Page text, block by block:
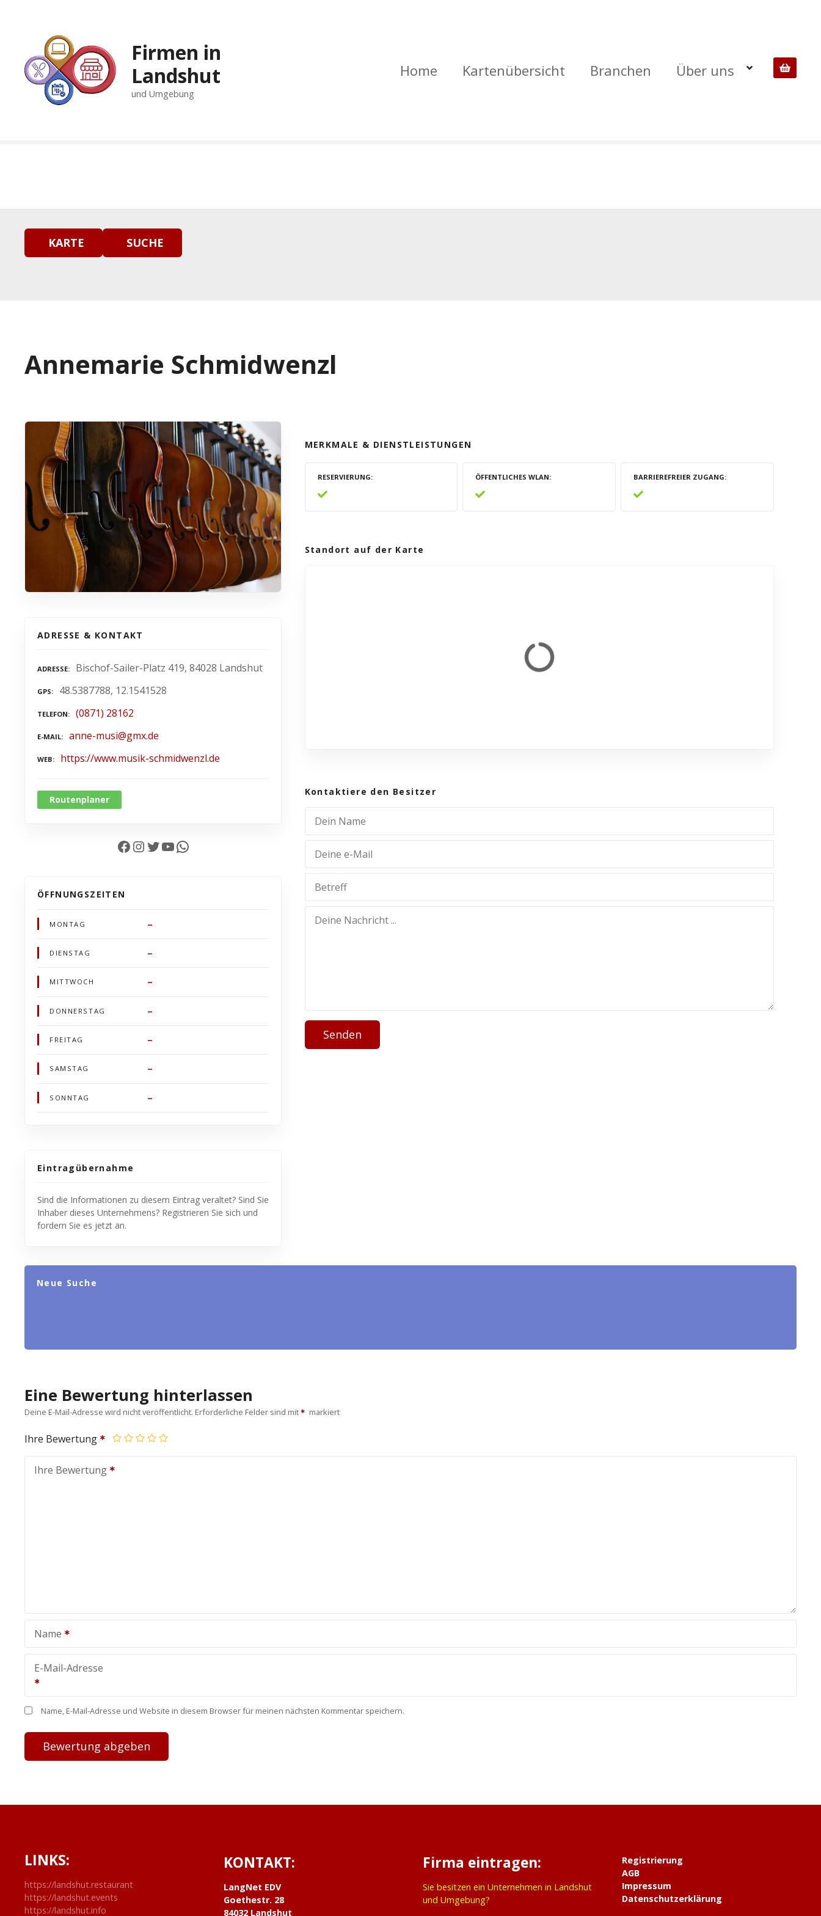
g
Firmen in
Landshut
und Umgebung
Home Kartenübersicht Branchen Über uns
KARTE SUCHE
Annemarie Schmidwenzl
ADRESSE & KONTAKT
ADRESSE Bischof-Sailer-Platz 419, 84028 Landshut
GPS 48.5387788, 12.1541528
TELEFON (0871) 28162
E-MAIL anne-musi@gmx.de
WEB https://www.musik-schmidwenzl.de
Routenplaner
Facebook InstagramTwitter YouTube WhatsApp
ÖFFNUNGSZEITEN
MONTAG –
DIENSTAG –
MITTWOCH –
DONNERSTAG –
FREITAG –
SAMSTAG –
SONNTAG –
Eintragübernahme
Sind die Informationen zu diesem Eintrag veraltet? Sind Sie
Inhaber dieses Unternehmens? Registrieren Sie sich und
fordern Sie es jetzt an.
MERKMALE & DIENSTLEISTUNGEN
RESERVIERUNG ÖFFENTLICHES WLAN BARRIEREFREIER ZUGANG
Standort auf der Karte
Kontaktiere den Besitzer
Senden
Neue Suche
Eine Bewertung hinterlassen
Deine E-Mail-Adresse wird nicht veröffentlicht. Erforderliche Felder sind mit markiert
Ihre Bewertung
Ihre Bewertung
Name
E-Mail-Adresse
Name, E-Mail-Adresse und Website in diesem Browser für meinen nächsten Kommentar speichern.
LINKS:
https://landshut.restaurant
https://landshut.events
https://landshut.info
KONTAKT:
LangNet EDV
Goethestr. 28
84032 Landshut
Firma eintragen:
Sie besitzen ein Unternehmen in Landshut
und Umgebung?
Registrierung
AGB
Impressum
Datenschutzerklärung